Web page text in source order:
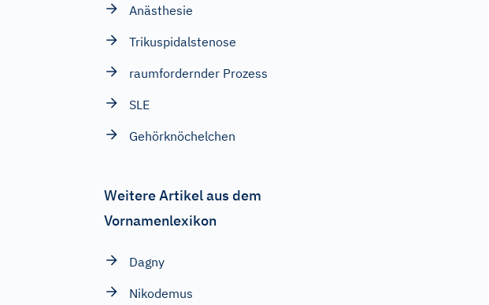
Anästhesie
Trikuspidalstenose
raumfordernder Prozess
SLE
Gehörknöchelchen
Weitere Artikel aus dem
Vornamenlexikon
Dagny
Nikodemus